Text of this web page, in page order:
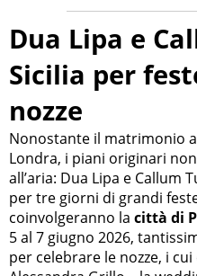
Dua Lipa e
Sicilia per
nozze
Nonostante il matrimonio
Londra, i piani originari
all’aria: Dua Lipa e Callum
per tre giorni di grandi
coinvolgeranno la città di
5 al 7 giugno 2026,
per celebrare le nozze, i